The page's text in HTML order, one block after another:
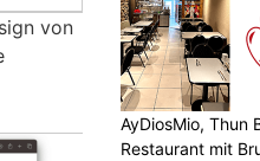
von
AyDiosMio, Thun
Restaurant mit